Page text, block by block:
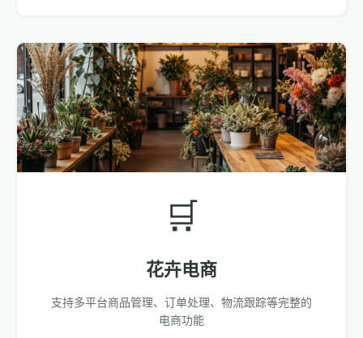
🛒
花卉电商
支持多平台商品管理、订单处理、物流跟踪等完整的
电商功能